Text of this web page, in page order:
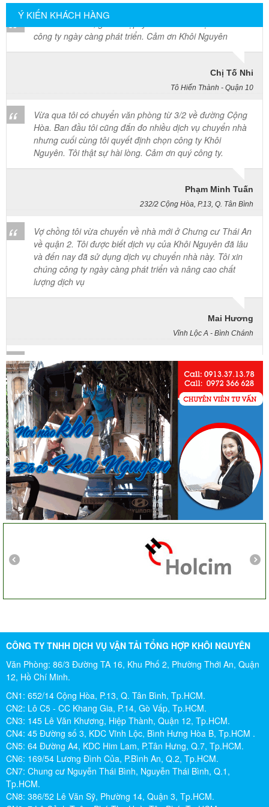
Ý KIẾN KHÁCH HÀNG
công ty ngày càng phát triển. Cảm ơn Khôi Nguyên
Chị Tố Nhi
Vừa qua tôi có chuyển văn phòng từ 3/2 về đường Cộng
Hòa. Ban đầu tôi cũng đắn đo nhiều dịch vụ chuyển nhà
nhưng cuối cùng tôi quyết định chọn công ty Khôi
Nguyên. Tôi thật sự hài lòng. Cảm ơn quý công ty.
Phạm Minh Tuấn
Vợ chồng tôi vừa chuyển về nhà mới ở Chưng cư Thái An
về quận 2. Tôi được biết dịch vụ của Khôi Nguyên đã lâu
và đến nay đã sử dụng dịch vụ chuyển nhà này. Tôi xin
chúng công ty ngày càng phát triển và nâng cao chất
lượng dịch vụ
Công ty Khôi Nguyên chuyển hàng của cô bao bọc đóng
Cô Loan
57 Tây Thạnh, Tân Phú
Khảo sát nhanh, giá cả hợp lý. Nhân viên nhiệt tình. Chúc
công ty ngày càng phát triển. Cảm ơn Khôi Nguyên
Chị Tố Nhi
Tô Hiến Thành - Quận 10
CÔNG TY TNHH DỊCH VỤ VẬN TẢI TỔNG HỢP KHÔI NGUYÊN
Văn Phòng: 86/3 Đường TA 16, Khu Phố 2, Phường Thới An, Quận
12, Hồ Chí Minh.
CN1: 652/14 Cộng Hòa, P.13, Q. Tân Bình, Tp.HCM.
CN2: Lô C5 - CC Khang Gia, P.14, Gò Vấp, Tp.HCM.
CN3: 145 Lê Văn Khương, Hiệp Thành, Quận 12, Tp.HCM.
CN4: 45 Đường số 3, KDC Vĩnh Lộc, Bình Hưng Hòa B, Tp.HCM .
CN5: 64 Đường A4, KDC Him Lam, P.Tân Hưng, Q.7, Tp.HCM.
CN6: 169/54 Lương Đình Của, P.Bình An, Q.2, Tp.HCM.
CN7: Chung cư Nguyễn Thái Bình, Nguyễn Thái Bình, Q.1,
Tp.HCM.
CN8: 386/52 Lê Văn Sỹ, Phường 14, Quận 3, Tp.HCM.